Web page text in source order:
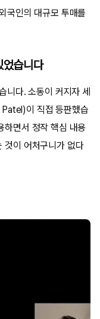
국인의 대규모 투매를
습니다
니다. 소동이 커지자 세
이 직접 등판했습
하면서 정작 핵심 내용
것이 어처구니가 없다